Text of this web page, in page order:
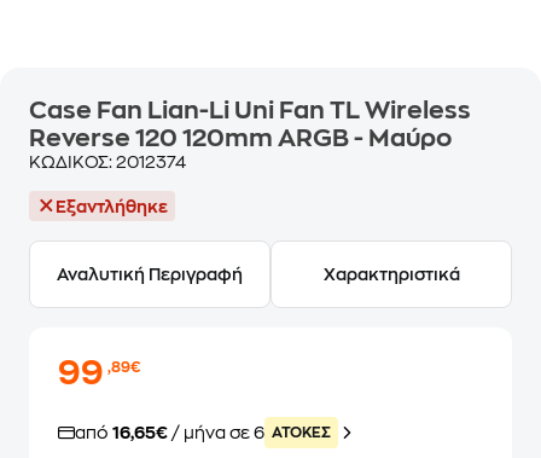
Case Fan Lian-Li Uni Fan TL Wireless
Reverse 120 120mm ARGB - Μαύρο
ΚΩΔΙΚΟΣ: 2012374
Εξαντλήθηκε
Αναλυτική Περιγραφή Χαρακτηριστικά
99,89€
από 16,65€ / μήνα σε 6 ATOKEΣ